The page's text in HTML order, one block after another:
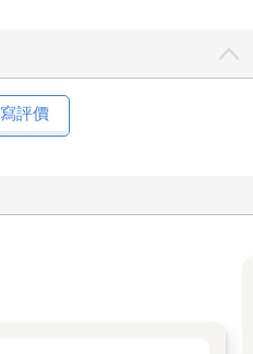
往的法律思潮認為追求股東最
，也就是說公司是以營利（創
第一條規定本法所稱公司，謂
Social Responsibility，
寫評價